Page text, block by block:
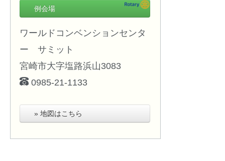
例会場
ワールドコンベンションセンタ
ー サミット
宮崎市大字塩路浜山3083
0985-21-1133
» 地図はこちら